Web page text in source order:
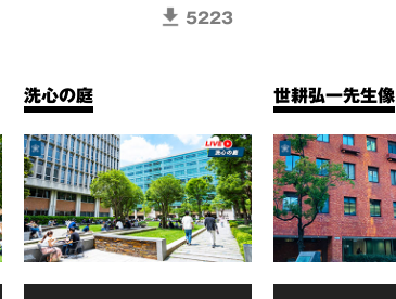
5223
洗心の庭 世耕弘一先生像